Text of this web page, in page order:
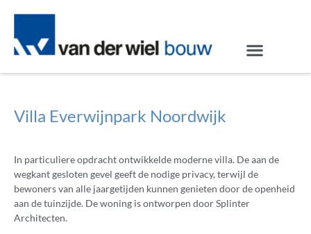
Villa Everwijnpark Noordwijk
In particuliere opdracht ontwikkelde moderne villa. De aan de
wegkant gesloten gevel geeft de nodige privacy, terwijl de
bewoners van alle jaargetijden kunnen genieten door de openheid
aan de tuinzijde. De woning is ontworpen door Splinter
Architecten.